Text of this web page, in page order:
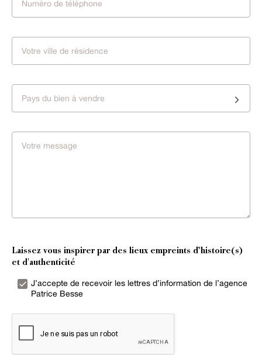
Pays du bien à vendre
Laissez vous inspirer par des lieux empreints d’histoire(s)
et d'authenticité
J’accepte de recevoir les lettres d’information de l’agence
Patrice Besse